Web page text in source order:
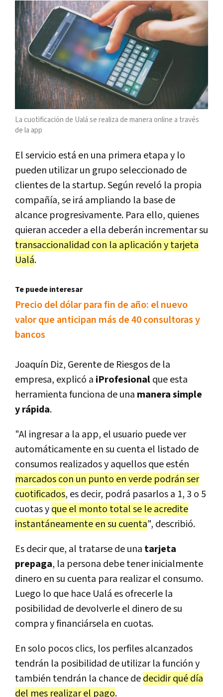
La cuotificación de Ualá se realiza de manera online a través
de la app
El servicio está en una primera etapa y lo
pueden utilizar un grupo seleccionado de
clientes de la startup. Según reveló la propia
compañía, se irá ampliando la base de
alcance progresivamente. Para ello, quienes
quieran acceder a ella deberán incrementar su
transaccionalidad con la aplicación y tarjeta
Ualá.
Te puede interesar
Precio del dólar para fin de año: el nuevo
valor que anticipan más de 40 consultoras y
bancos
Joaquín Diz, Gerente de Riesgos de la
empresa, explicó a iProfesionalque esta
herramienta funciona de una manera simple
y rápida.
"Al ingresar a la app, el usuario puede ver
automáticamente en su cuenta el listado de
consumos realizados y aquellos que estén
marcados con un punto en verde podrán ser
cuotificados, es decir, podrá pasarlos a 1, 3 o 5
cuotas yque el monto total se le acredite
instantáneamente en su cuenta", describió.
Es decir que, al tratarse de una tarjeta
prepaga, la persona debe tener inicialmente
dinero en su cuenta para realizar el consumo.
Luego lo que hace Ualá es ofrecerle la
posibilidad de devolverle el dinero de su
compra y financiársela en cuotas.
En solo pocos clics, los perfiles alcanzados
tendrán la posibilidad de utilizar la función y
también tendrán la chance dedecidir qué día
del mes realizar el pago.